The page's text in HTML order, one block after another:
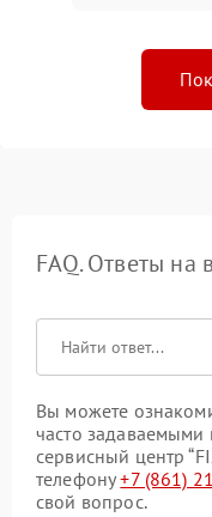
FAQ. Ответы на
Вы можете
часто задаваемыми
сервисный центр
телефону+7 (861)
свой вопрос.